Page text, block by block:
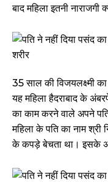
बाद महिला इतनी नाराजगी
35 साल की विजयलक्ष्मी
यह महिला हैदराबाद के
का काम करने वाले अपने
महिला के पति का नाम
के कपड़े बेचता था। इसके